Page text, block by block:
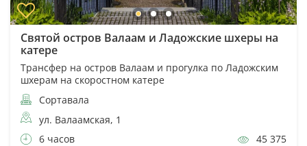
Святой остров Валаам и Ладожские шхеры на
катере
Трансфер на остров Валаам и прогулка по Ладожским
шхерам на скоростном катере
Сортавала
ул. Валаамская, 1
6 часов
45 375